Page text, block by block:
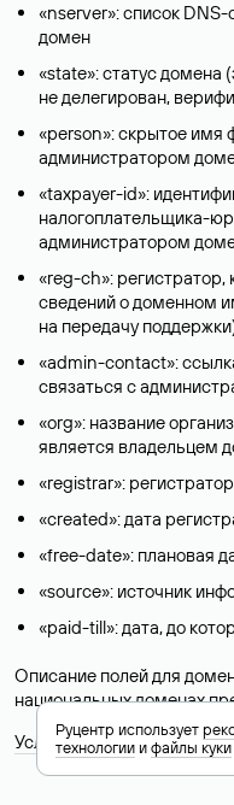
«nserver»: список
домен
«state»: статус домена
не делегирован,
«person»: скрытое имя
администратором
«taxpayer-id»:
налогоплательщика-
администратором
«reg-ch»:
сведений о доменном
на передачу
«admin-contact»:
связаться с
«org»: название
является владельцем
«registrar»:
«created»: дата
«free-date»: плановая
«source»: источник
«paid-till»: дата, до
Описание полей для
национальных доменах
Условия использования
Руцентр использует
технологииифайлы куки